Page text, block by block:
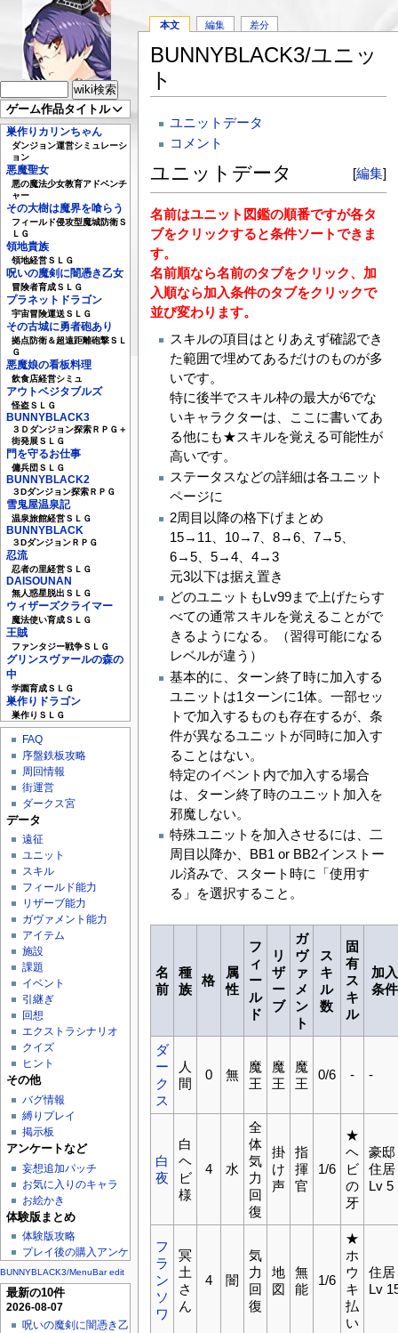
ゲーム作品タイトル
巣作りカリンちゃん
ダンジョン運営シミュレーシ
ョン
悪魔聖女
悪の魔法少女教育アドベンチ
ャー
その大樹は魔界を喰らう
フィールド侵攻型魔城防衛Ｓ
ＬＧ
領地貴族
領地経営ＳＬＧ
呪いの魔剣に闇憑き乙女
冒険者育成ＳＬＧ
プラネットドラゴン
宇宙冒険運送ＳＬＧ
その古城に勇者砲あり
拠点防衛＆超遠距離砲撃ＳＬ
Ｇ
悪魔娘の看板料理
飲食店経営シミュ
アウトベジタブルズ
怪盗ＳＬＧ
BUNNYBLACK3
３Ｄダンジョン探索ＲＰＧ＋
街発展ＳＬＧ
門を守るお仕事
傭兵団ＳＬＧ
BUNNYBLACK2
３Dダンジョン探索ＲＰＧ
雪鬼屋温泉記
温泉旅館経営ＳＬＧ
BUNNYBLACK
３DダンジョンＲＰＧ
忍流
忍者の里経営ＳＬＧ
DAISOUNAN
無人惑星脱出ＳＬＧ
ウィザーズクライマー
魔法使い育成ＳＬＧ
王賊
ファンタジー戦争ＳＬＧ
グリンスヴァールの森の
中
学園育成ＳＬＧ
巣作りドラゴン
巣作りＳＬＧ
FAQ
序盤鉄板攻略
周回情報
街運営
ダークス宮
データ
遠征
ユニット
スキル
フィールド能力
リザーブ能力
ガヴァメント能力
アイテム
施設
課題
イベント
引継ぎ
回想
エクストラシナリオ
クイズ
ヒント
その他
バグ情報
縛りプレイ
掲示板
アンケートなど
妄想追加パッチ
お気に入りのキャラ
お絵かき
体験版まとめ
体験版攻略
プレイ後の購入アンケ
BUNNYBLACK3/MenuBar edit
最新の10件
2026-08-07
呪いの魔剣に闇憑き乙
本文 編集 差分
BUNNYBLACK3/ユニッ
ト
ユニットデータ
コメント
[編集]
ユニットデータ
名前はユニット図鑑の順番ですが各タ
ブをクリックすると条件ソートできま
す。
名前順なら名前のタブをクリック、加
入順なら加入条件のタブをクリックで
並び変わります。
スキルの項目はとりあえず確認でき
た範囲で埋めてあるだけのものが多
いです。
特に後半でスキル枠の最大が6でな
いキャラクターは、ここに書いてあ
る他にも★スキルを覚える可能性が
高いです。
ステータスなどの詳細は各ユニット
ページに
2周目以降の格下げまとめ
15→11、10→7、8→6、7→5、
6→5、5→4、4→3
元3以下は据え置き
どのユニットもLv99まで上げたらす
べての通常スキルを覚えることがで
きるようになる。（習得可能になる
レベルが違う）
基本的に、ターン終了時に加入する
ユニットは1ターンに1体。一部セッ
トで加入するものも存在するが、条
件が異なるユニットが同時に加入す
ることはない。
特定のイベント内で加入する場合
は、ターン終了時のユニット加入を
邪魔しない。
特殊ユニットを加入させるには、二
周目以降か、BB1 or BB2インストー
ル済みで、スタート時に「使用す
る」を選択すること。
名
前
種
族
格
属
性
フ
ィ
ー
ル
ド
リ
ザ
ー
ブ
ガ
ヴ
ァ
メ
ン
ト
ス
キ
ル
数
固
有
ス
キ
ル
加入
条件
ダ
ー
ク
ス
人
間
0 無
魔
王
魔
王
魔
王
0/6 - -
白
夜
白
ヘ
ビ
様
4 水
全
体
気
力
回
復
掛
け
声
指
揮
官
1/6
★
ヘ
ビ
の
牙
豪邸
住居
Lv 5
フ
ラ
ン
ソ
ワ
冥
土
さ
ん
4 闇
気
力
回
復
地
図
無
能
1/6
★
ホ
ウ
キ
払
い
住居
Lv